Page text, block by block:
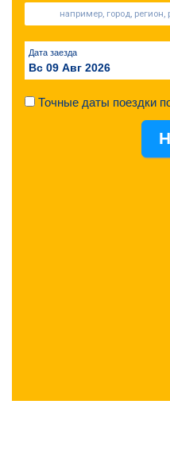
Дата заезда
Вс 09 Авг 2026
Точные даты поездки